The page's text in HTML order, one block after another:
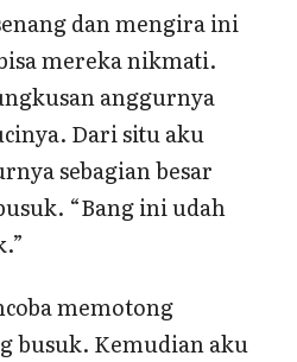
dan mengira ini
mereka nikmati.
anggurnya
Dari situ aku
sebagian besar
“Bang ini udah
memotong
busuk. Kemudian aku